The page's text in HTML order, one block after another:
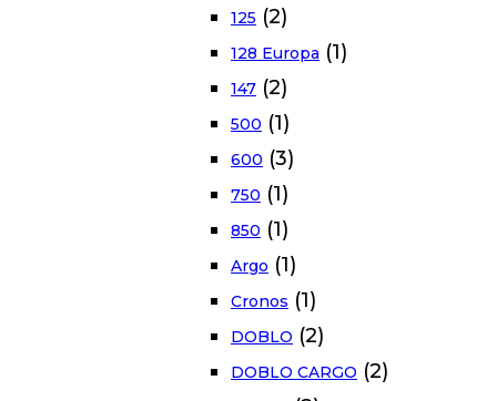
125 (2)
128 Europa (1)
147 (2)
500 (1)
600 (3)
750 (1)
850 (1)
Argo (1)
Cronos (1)
DOBLO (2)
DOBLO CARGO (2)